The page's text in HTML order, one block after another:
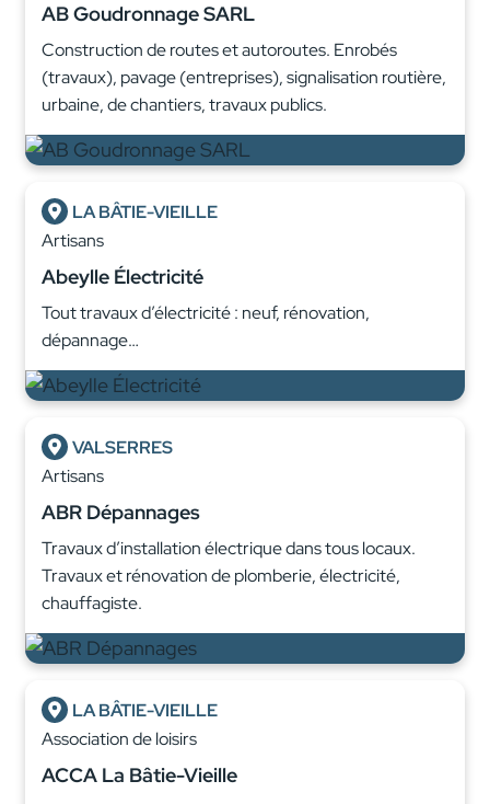
AB Goudronnage SARL
Construction de routes et autoroutes. Enrobés
(travaux), pavage (entreprises), signalisation routière,
urbaine, de chantiers, travaux publics.
LA BÂTIE-VIEILLE
Artisans
Abeylle Électricité
Tout travaux d’électricité : neuf, rénovation,
dépannage…
VALSERRES
Artisans
ABR Dépannages
Travaux d’installation électrique dans tous locaux.
Travaux et rénovation de plomberie, électricité,
chauffagiste.
LA BÂTIE-VIEILLE
Association de loisirs
ACCA La Bâtie-Vieille